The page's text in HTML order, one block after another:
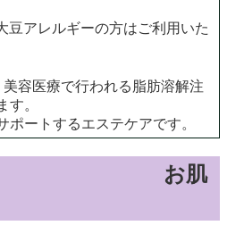
アレルギーの方はご利用いた
容医療で行われる脂肪溶解注
。
ートするエステケアです。
！ お肌